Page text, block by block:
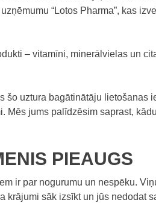
“Lotos Pharma”, kas
– vitamīni, minerālvielas un
šo uztura bagātinātāju lietošanas
Mēs jums palīdzēsim saprast,
PIEAUGS
ir par nogurumu un nespēku.
krājumi sāk izsīkt un jūs nedodat